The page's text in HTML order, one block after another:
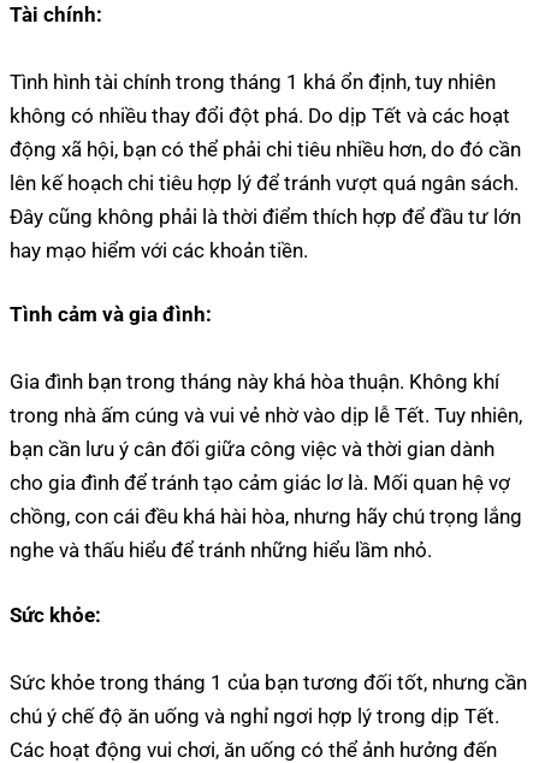
Tài chính:
Tình hình tài chính trong tháng 1 khá ổn định, tuy nhiên
không có nhiều thay đổi đột phá. Do dịp Tết và các hoạt
động xã hội, bạn có thể phải chi tiêu nhiều hơn, do đó cần
lên kế hoạch chi tiêu hợp lý để tránh vượt quá ngân sách.
Đây cũng không phải là thời điểm thích hợp để đầu tư lớn
hay mạo hiểm với các khoản tiền.
Tình cảm và gia đình:
Gia đình bạn trong tháng này khá hòa thuận. Không khí
trong nhà ấm cúng và vui vẻ nhờ vào dịp lễ Tết. Tuy nhiên,
bạn cần lưu ý cân đối giữa công việc và thời gian dành
cho gia đình để tránh tạo cảm giác lơ là. Mối quan hệ vợ
chồng, con cái đều khá hài hòa, nhưng hãy chú trọng lắng
nghe và thấu hiểu để tránh những hiểu lầm nhỏ.
Sức khỏe:
Sức khỏe trong tháng 1 của bạn tương đối tốt, nhưng cần
chú ý chế độ ăn uống và nghỉ ngơi hợp lý trong dịp Tết.
Các hoạt động vui chơi, ăn uống có thể ảnh hưởng đến